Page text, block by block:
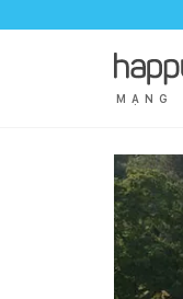
M Ạ N G